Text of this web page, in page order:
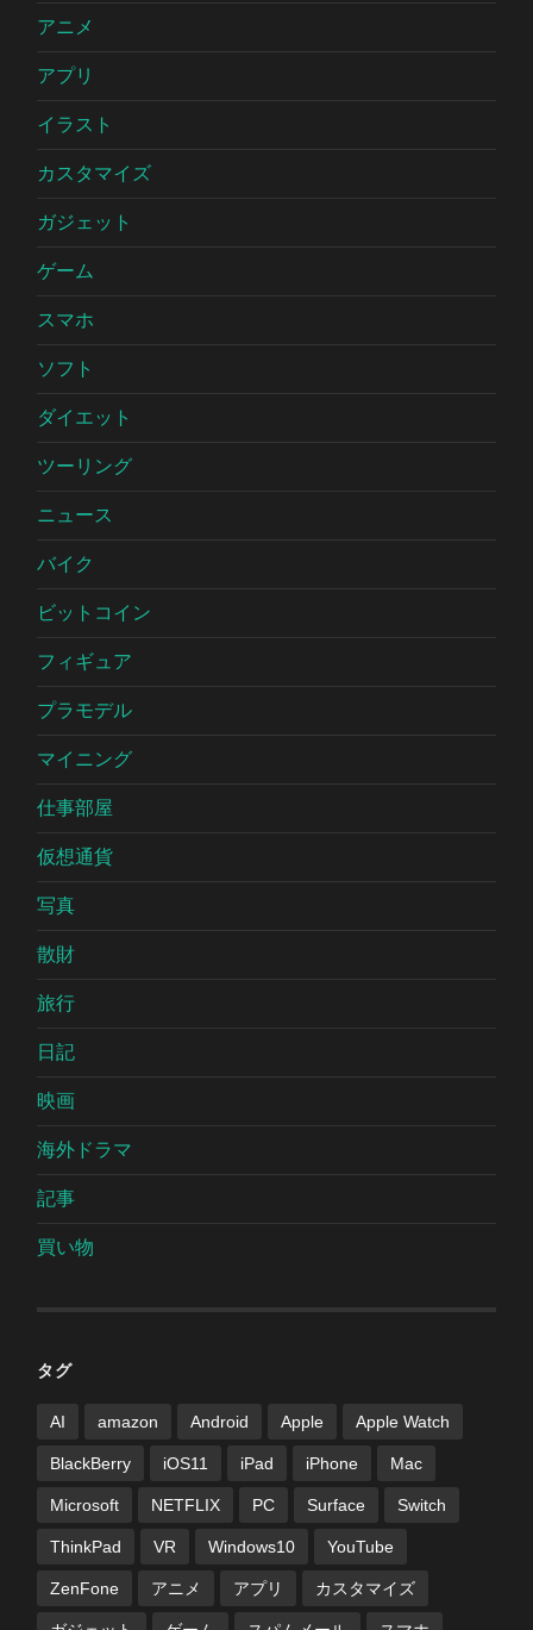
アニメ
アプリ
イラスト
カスタマイズ
ガジェット
ゲーム
スマホ
ソフト
ダイエット
ツーリング
ニュース
バイク
ビットコイン
フィギュア
プラモデル
マイニング
仕事部屋
仮想通貨
写真
散財
旅行
日記
映画
海外ドラマ
記事
買い物
タグ
AI amazon Android Apple Apple Watch
BlackBerry iOS11 iPad iPhone Mac
Microsoft NETFLIX PC Surface Switch
ThinkPad VR Windows10 YouTube
ZenFone アニメ アプリ カスタマイズ